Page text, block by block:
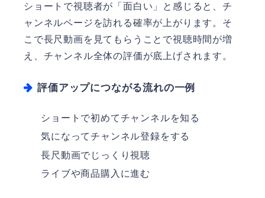
ショートで視聴者が「面白い」と感じると、チ
ャンネルページを訪れる確率が上がります。そ
こで長尺動画を見てもらうことで視聴時間が増
え、チャンネル全体の評価が底上げされます。
評価アップにつながる流れの一例
ショートで初めてチャンネルを知る
気になってチャンネル登録をする
長尺動画でじっくり視聴
ライブや商品購入に進む